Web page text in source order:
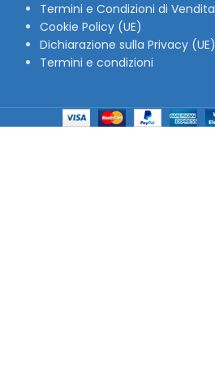
Termini e Condizioni di Vendita
Cookie Policy (UE)
Dichiarazione sulla Privacy (UE)
Termini e condizioni